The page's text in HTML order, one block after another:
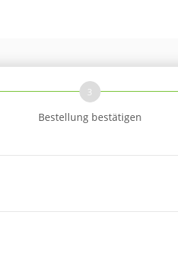
3
Bestellung bestätigen